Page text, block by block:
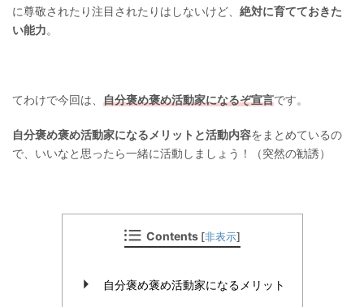
に尊敬されたり注目されたりはしないけど、 絶対に育てておきた
い能力。
てわけで今回は、 自分褒め褒め活動家になるぞ宣言です。
自分褒め褒め活動家になるメリットと活動内容をまとめているの
で、いいなと思ったら一緒に活動しましょう！（突然の勧誘）
Contents [非表示]
自分褒め褒め活動家になるメリット